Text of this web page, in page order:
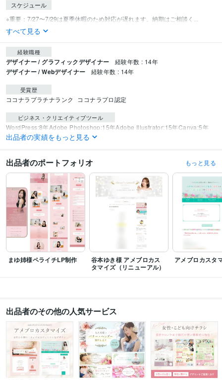
スケジュール
※重要：7/27〜7/29は夏季休暇のため対応が遅れます。納期はご相談く...
すべて見る
経験職種
デザイナー / グラフィックデザイナー 経験年数 : 14年
デザイナー / Webデザイナー 経験年数 : 14年
受賞歴
ココナラプラチナランク ココナラプロ認定
ビジネス・クリエイティブツール
WordPress:8年Adobe Photoshop:15年Adobe Illustrator:15年Canva:5年
ペライチ:5年Google Analytics:4年
Web制作・HP作成・EC構築 バナー・ヘッダー制作
ホームペー
ジ制作
デザイン制作 チラシ・フライヤー製作
出品者の実績をもっと見る
出品者のポートフォリオ もっと見る
まゆ姉様ペライチLP制作
谷本ゆき様 アメブロカス
タマイズ（リニューアル）
アメブロカスタ
出品者のその他の人気サービス